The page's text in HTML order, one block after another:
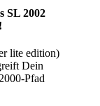
SL 2002
lite edition)
Dein
Pfad